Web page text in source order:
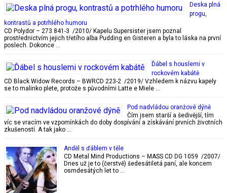
Deska plná
progu,
kontrastů a potrhlého humoru
CD Polydor – 273 841-3 /2010/ Kapelu Supersister jsem poznal
prostřednictvím jejich třetího alba Pudding en Gisteren a byla to láska na první
poslech. Dokonce …
Ďábel s houslemi v
rockovém kabátě
CD Black Widow Records – BWRCD 223-2 /2019/ Vzhledem k názvu kapely
se to malinko plete, protože s původními Latte e Miele …
Pod nadvládou oranžové dýně
Čím jsem starší a šedivější, tím
víc se vracím ve vzpomínkách do doby dospívání a získávání prvních životních
zkušeností. A tak jako …
Anděl s ďáblem v těle
CD Metal Mind Productions – MASS CD DG 1059 /2007/
Dnes už je to (čerstvě) šedesátiletá paní, ale koncem
osmdesátých let to …